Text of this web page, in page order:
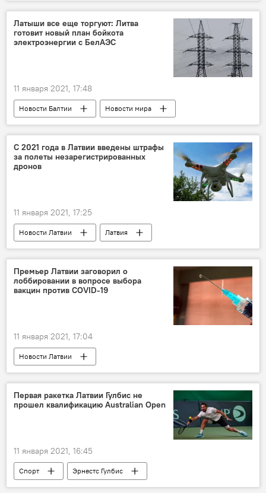
Латыши все еще торгуют: Литва
готовит новый план бойкота
электроэнергии с БелАЭС
11 января 2021, 17:48
Новости Балтии
Новости мира
Литва
БелАЭС электроэнергия
С 2021 года в Латвии введены штрафы
за полеты незарегистрированных
дронов
11 января 2021, 17:25
Новости Латвии
Латвия
Агентство гражданской авиации
беспилотник
штраф
Премьер Латвии заговорил о
лоббировании в вопросе выбора
вакцин против COVID-19
11 января 2021, 17:04
Новости Латвии
Первая ракетка Латвии Гулбис не
прошел квалификацию Australian Open
11 января 2021, 16:45
Спорт Эрнестс Гулбис